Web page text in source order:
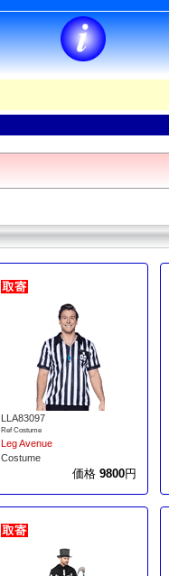
LLA83097
Ref Costume
Leg Avenue
Costume
価格 9800円